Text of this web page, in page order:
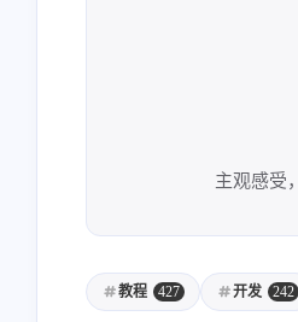
29
30
31
var
    }
}
主观感受
教程 427 开发 242